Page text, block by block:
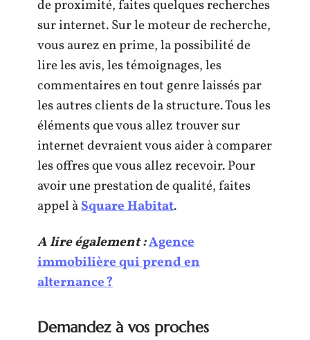
de proximité, faites quelques recherches
sur internet. Sur le moteur de recherche,
vous aurez en prime, la possibilité de
lire les avis, les témoignages, les
commentaires en tout genre laissés par
les autres clients de la structure. Tous les
éléments que vous allez trouver sur
internet devraient vous aider à comparer
les offres que vous allez recevoir. Pour
avoir une prestation de qualité, faites
appel àSquare Habitat.
A lire également :Agence
immobilière qui prend en
alternance ?
Demandez à vos proches